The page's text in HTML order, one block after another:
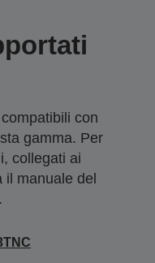
con
gamma. Per
collegati ai
manuale del